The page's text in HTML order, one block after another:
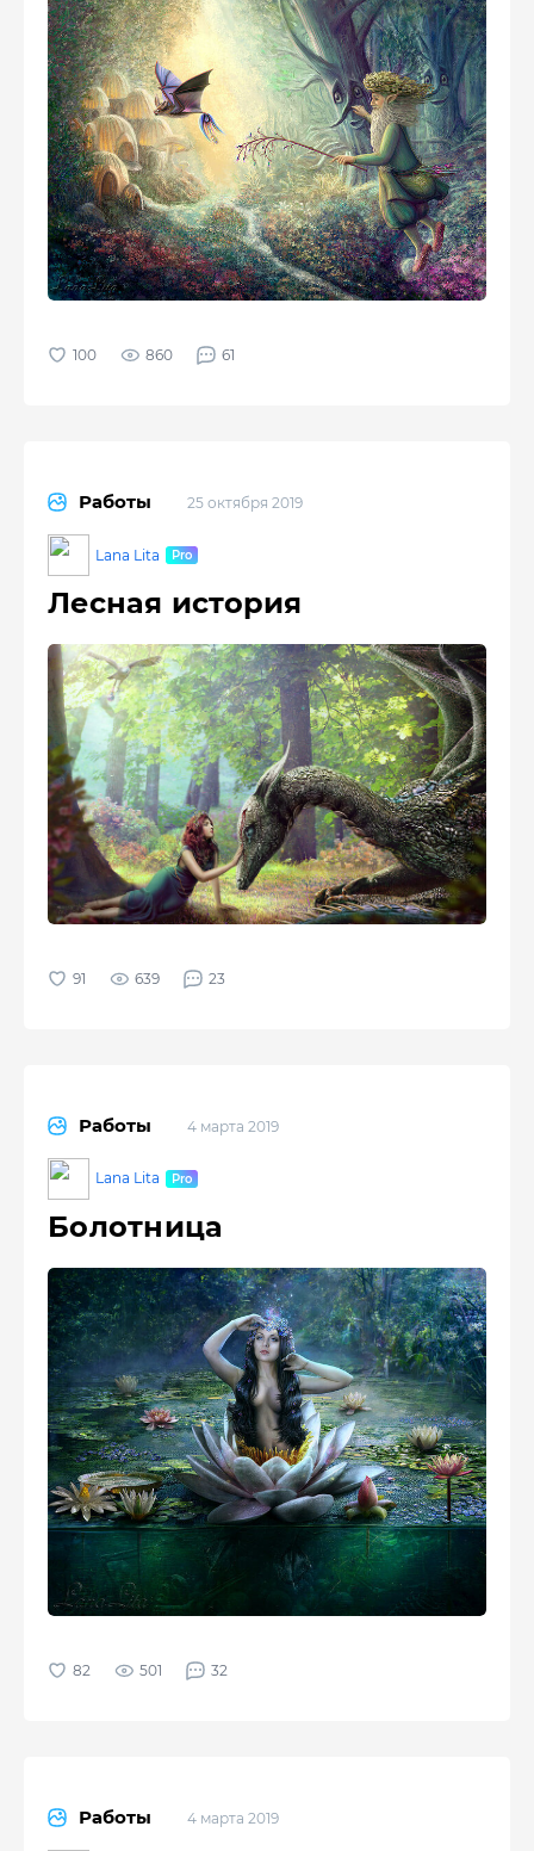
860 61
Работы 25 октября 2019
Lana Lita
Лесная история
639 23
Работы 4 марта 2019
Lana Lita
Болотница
501 32
Работы 4 марта 2019